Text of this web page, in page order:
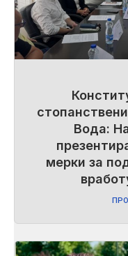
Вода:
мерки за